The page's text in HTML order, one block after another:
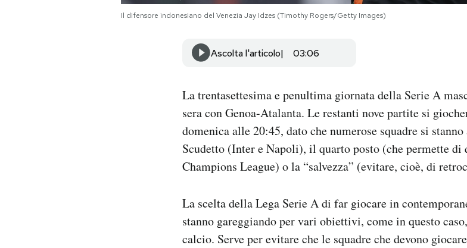
Il difensore indonesiano del Venezia Jay Idzes (Timothy Rogers/Getty Images)
Ascolta l'articolo 03:06
La trentasettesima e penultima giornata della Serie A
sera con Genoa-Atalanta. Le restanti nove partite si
domenica alle 20:45, dato che numerose squadre si
Scudetto (Inter e Napoli), il quarto posto (che permette
Champions League) o la “salvezza” (evitare, cioè, di
La scelta della Lega Serie A di far giocare in
stanno gareggiando per vari obiettivi, come in questo
calcio. Serve per evitare che le squadre che devono